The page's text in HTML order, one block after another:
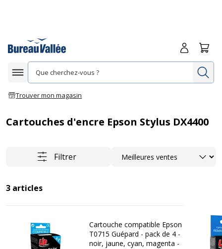
Afficher la navigation
Trouver mon magasin
Me
Cartouches d'encre Epson Stylus DX4400
Filtrer Trier
3 articles
Cartouche compatible Epson
T0715 Guépard - pack de 4 -
noir, jaune, cyan, magenta -